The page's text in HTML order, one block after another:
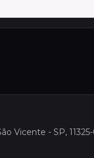
Vicente - SP,